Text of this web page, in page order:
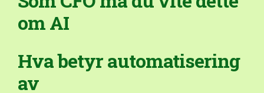
om AI
Hva betyr automatisering
av